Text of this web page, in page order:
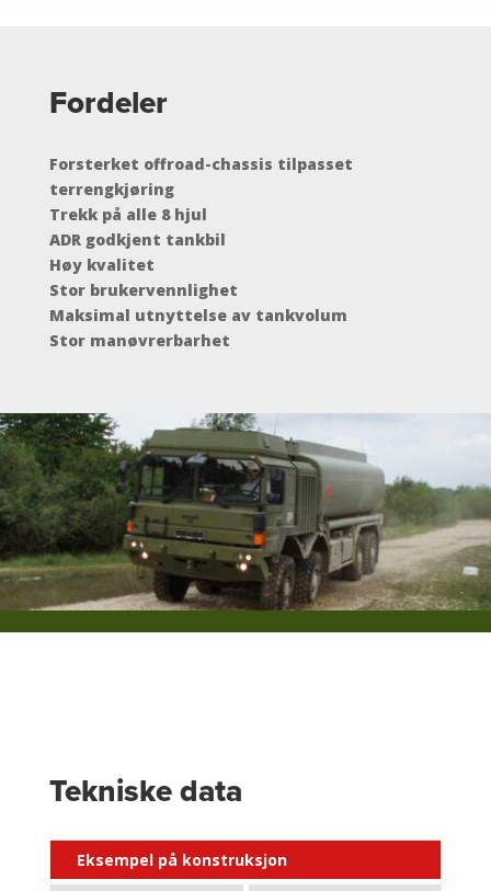
Fordeler
Forsterket offroad-chassis tilpasset
terrengkjøring
Trekk på alle 8 hjul
ADR godkjent tankbil
Høy kvalitet
Stor brukervennlighet
Maksimal utnyttelse av tankvolum
Stor manøvrerbarhet
Tekniske data
Eksempel på konstruksjon